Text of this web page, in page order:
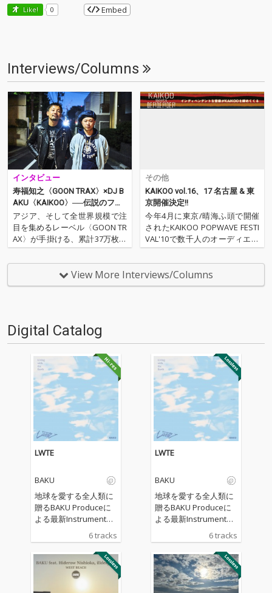
Like! 0 Embed
Interviews/Columns
インタビュー
寿福知之〈GOON TRAX〉×DJ B
AKU〈KAIKOO〉──伝説のフェ
スティバル「KAIKOO」復活の
狼煙!
アジア、そして全世界規模で注
目を集めるレーベル〈GOON TR
AX〉が手掛ける、累計37万枚突
破の人気ヒップホップ・コン
ピ、『IN YA MELLOW TONE』最
新作がハイレゾにて到着! 今作も
Robert de BoronやStill Carava
その他
KAIKOO vol.16、17 名古屋 & 東
京開催決定!!
今年4月に東京/晴海ふ頭で開催
されたKAIKOO POPWAVE FESTI
VAL'10で数千人のオーディエン
スが熱狂した! 今回はその首謀者
であるPOPGROUPが、またもや
1年を振り返るにふさわしいメ
ンツとインディペンデントな音
View More Interviews/Columns
Digital Catalog
LWTE
BAKU
地球を愛する全人類に
贈るBAKU Produceに
よる最新Instrumental
Album。「LWTE」とは
Living with the Earthの
頭文字をとったタイト
ル。
6 tracks
LWTE
BAKU
地球を愛する全人類に
贈るBAKU Produceに
よる最新Instrumental
Album。「LWTE」とは
Living with the Earthの
頭文字をとったタイト
ル。
6 tracks